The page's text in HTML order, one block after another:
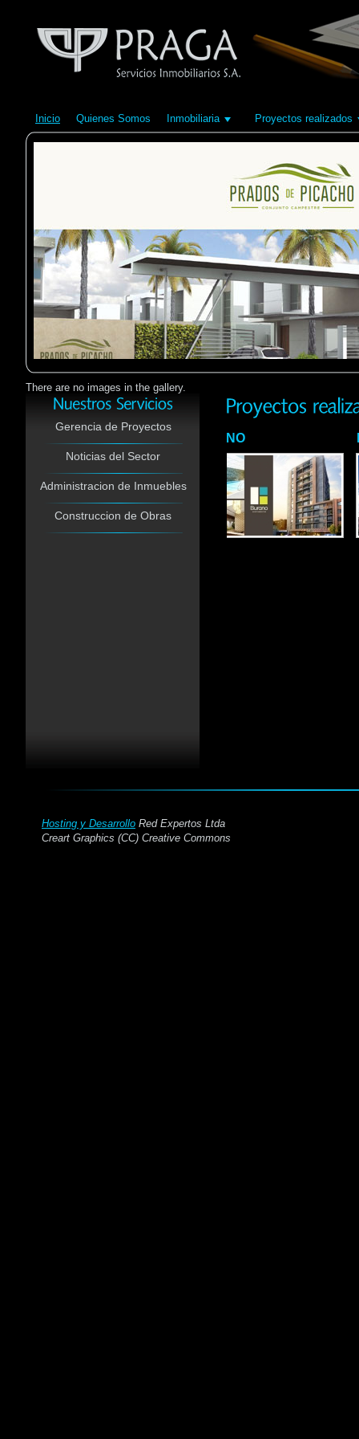
Inicio Quienes Somos Inmobiliaria Proyectos realizados
There are no images in the gallery.
Gerencia de Proyectos
Noticias del Sector
Administracion de Inmuebles
Construccion de Obras
TORRE ONZE
Hosting y Desarrollo Red Expertos Ltda
Creart Graphics (CC) Creative Commons